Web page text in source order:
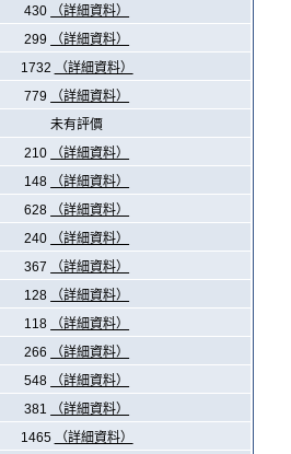
430
（詳細資料）
299
（詳細資料）
1732
（詳細資料）
779
（詳細資料）
未有評價
210
（詳細資料）
148
（詳細資料）
628
（詳細資料）
240
（詳細資料）
367
（詳細資料）
128
（詳細資料）
118
（詳細資料）
266
（詳細資料）
548
（詳細資料）
381
（詳細資料）
1465
（詳細資料）